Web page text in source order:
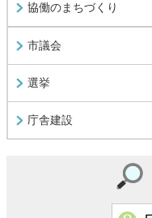
協働のまちづくり
市議会
選挙
庁舎建設